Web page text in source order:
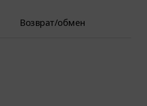
Возврат/обмен